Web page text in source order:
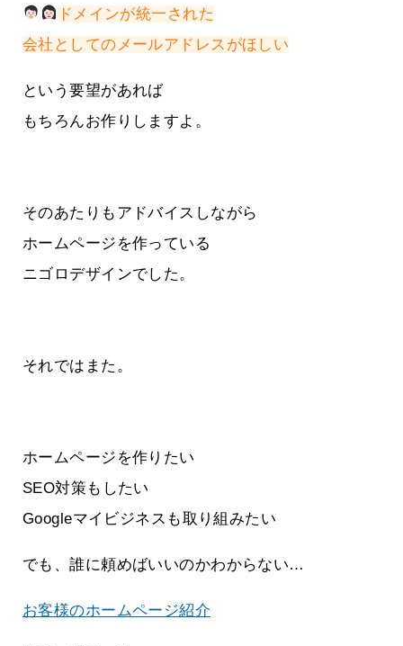
ドメインが統一された
会社としてのメールアドレスがほしい
という要望があれば
もちろんお作りしますよ。
そのあたりもアドバイスしながら
ホームページを作っている
ニゴロデザインでした。
それではまた。
ホームページを作りたい
SEO対策もしたい
Googleマイビジネスも取り組みたい
でも、誰に頼めばいいのかわからない…
お客様のホームページ紹介